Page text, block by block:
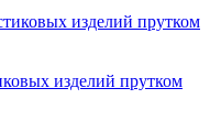
изделий прутком